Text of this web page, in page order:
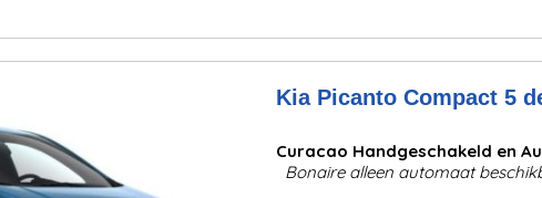
Kia Picanto Compact 5
Curacao Handgeschakeld en
Bonaire alleen automaat